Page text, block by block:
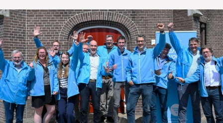
hoofdmenu
CAMPAGNE-G.R.2026
Zoeken:
Zoeken